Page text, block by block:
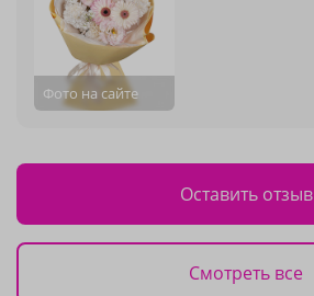
Фото на сайте
Оставить отзыв
Смотреть все